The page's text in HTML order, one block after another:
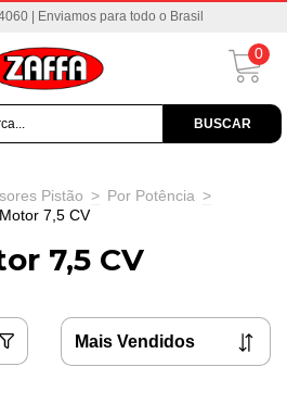
| Enviamos para todo o Brasil
BUSCAR
0
Pistão > Por Potência >
Motor 7,5 CV
7,5 CV